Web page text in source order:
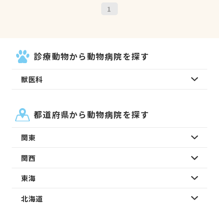
1
診療動物から動物病院を探す
獣医科
都道府県から動物病院を探す
関東
関西
東海
北海道